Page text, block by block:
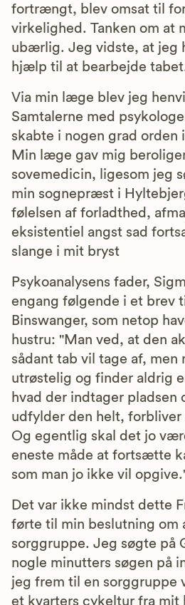
fortrængt, blev omsat til
virkelighed. Tanken om at
ubærlig. Jeg vidste, at jeg
hjælp til at bearbejde
Via min læge blev jeg
Samtalerne med
skabte i nogen grad orden
Min læge gav mig
sovemedicin, ligesom jeg
min sognepræst i
følelsen af forladthed,
eksistentiel angst sad
slange i mit bryst
Psykoanalysens fader,
engang følgende i et brev
Binswanger, som netop
hustru: "Man ved, at den
sådant tab vil tage af, men
utrøstelig og finder aldrig
hvad der indtager pladsen
udfylder den helt,
Og egentlig skal det jo
eneste måde at fortsætte
som man jo ikke vil
Det var ikke mindst dette
førte til min beslutning om
sorggruppe. Jeg søgte på
nogle minutters søgen på
jeg frem til en sorggruppe
et kvarters cykeltur fra mit